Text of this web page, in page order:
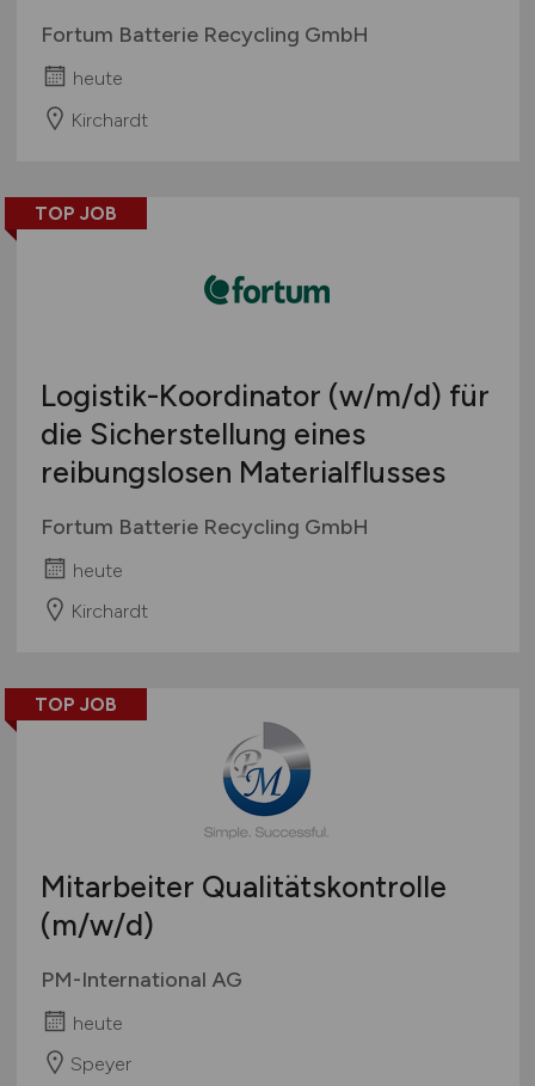
Fortum Batterie Recycling GmbH
heute
Kirchardt
TOP JOB
Logistik-Koordinator (w/m/d) für
die Sicherstellung eines
reibungslosen Materialflusses
Fortum Batterie Recycling GmbH
heute
Kirchardt
TOP JOB
Mitarbeiter Qualitätskontrolle
(m/w/d)
PM-International AG
heute
Speyer